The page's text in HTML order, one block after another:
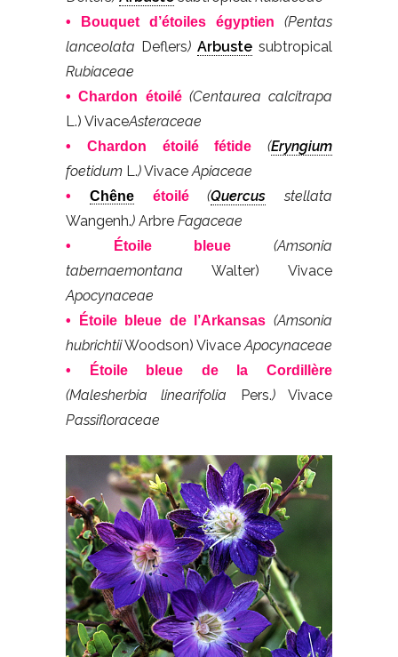
• Bouquet d’étoiles égyptien
(Pentas
lanceolata Deflers) Arbuste subtropical
Rubiaceae
• Chardon étoilé(Centaurea calcitrapa
L.) VivaceAsteraceae
• Chardon étoilé fétide (Eryngium
foetidum L.)Vivace Apiaceae
• Chêneétoilé (Quercus stellata
Wangenh.) Arbre Fagaceae
• Étoile bleue
(Amsonia
tabernaemontana Walter) Vivace
Apocynaceae
• Étoile bleue de l’Arkansas (Amsonia
hubrichtiiWoodson) Vivace Apocynaceae
• Étoile bleue de la Cordillère
(Malesherbia linearifolia Pers.)Vivace
Passifloraceae